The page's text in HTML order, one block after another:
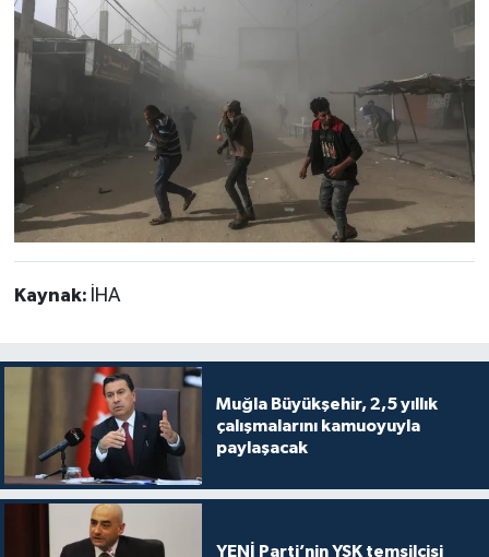
Kaynak: İHA
Muğla Büyükşehir, 2,5 yıllık
çalışmalarını kamuoyuyla
paylaşacak
YENİ Parti’nin YSK temsilcisi